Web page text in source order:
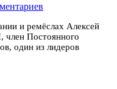
и ремёслах Алексей
член Постоянного
один из лидеров